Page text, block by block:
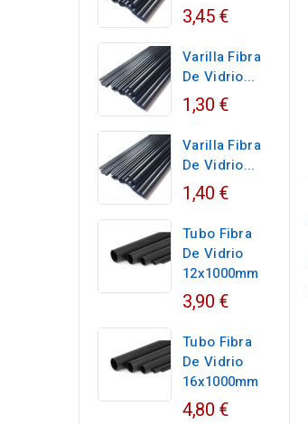
3,45 €
Varilla Fibra
De Vidrio...
1,30 €
Varilla Fibra
De Vidrio...
1,40 €
Tubo Fibra
De Vidrio
12x1000mm
3,90 €
Tubo Fibra
De Vidrio
16x1000mm
4,80 €